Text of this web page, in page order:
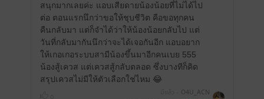
สนุกมากเลยค่ะ แอบเสียดายน้องน้อยที่ไม่ได้ไป
ต่อ ตอนแรกนึกว่าขอให้ชุบชีวิต คือขอทุกคน
คืนกลับมา แต่ก็จำได้ว่าให้น้องน้อยกลับไป แต่
วันที่กลับมากันนึกว่าจะได้เจอกันอีก แอบอยาก
ให้เกอเกอระบบสามีน้องขึ้นมาอีกคนเบย 555
น้องสู้เควส แต่เควสสู้กลับตลอด ซึ่งบางทีก็คิด
สรุปเควสไม่มีให้ตัวเลือกใช่ไหม 😂
O4U_ACN